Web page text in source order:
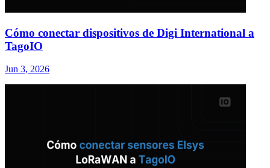
Cómo conectar dispositivos de Digi International a
TagoIO
Jun 3, 2026